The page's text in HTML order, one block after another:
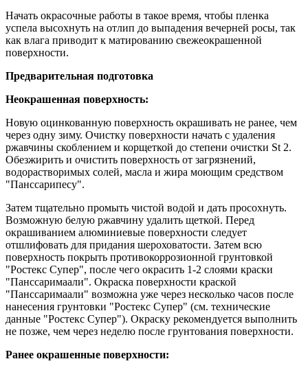
Начать окрасочные работы в такое время, чтобы пленка
успела высохнуть на отлип до выпадения вечерней росы, так
как влага приводит к матированию свежеокрашенной
поверхности.
Предварительная подготовка
Неокрашенная поверхность:
Новую оцинкованную поверхность окрашивать не ранее, чем
через одну зиму. Очистку поверхности начать с удаления
ржавчины скоблением и корщеткой до степени очистки St 2.
Обезжирить и очистить поверхность от загрязнений,
водорастворимых солей, масла и жира моющим средством
"Панссарипесу".
Затем тщательно промыть чистой водой и дать просохнуть.
Возможную белую ржавчину удалить щеткой. Перед
окрашиванием алюминиевые поверхности следует
отшлифовать для придания шероховатости. Затем всю
поверхность покрыть противокоррозионной грунтовкой
"Ростекс Супер", после чего окрасить 1-2 слоями краски
"Панссаримаали". Окраска поверхности краской
"Панссаримаали" возможна уже через несколько часов после
нанесения грунтовки "Ростекс Супер" (см. технические
данные "Ростекс Супер"). Окраску рекомендуется выполнить
не позже, чем через неделю после грунтования поверхности.
Ранее окрашенные поверхности: